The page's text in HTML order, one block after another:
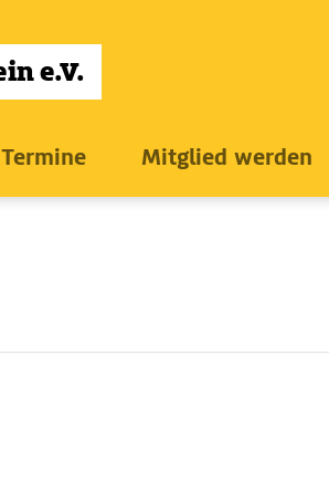
Termine Mitglied werden